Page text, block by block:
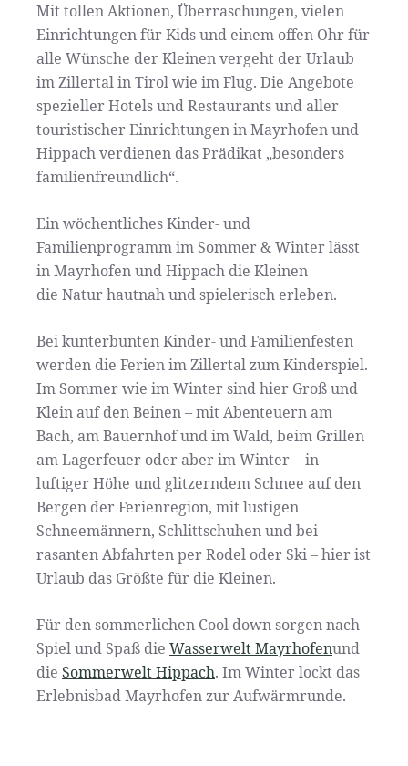
Mit tollen Aktionen, Überraschungen, vielen
Einrichtungen für Kids und einem offen Ohr für
alle Wünsche der Kleinen vergeht der Urlaub
im Zillertal in Tirol wie im Flug. Die Angebote
spezieller Hotels und Restaurants und aller
touristischer Einrichtungen in Mayrhofen und
Hippach verdienen das Prädikat „besonders
familienfreundlich“.
Ein wöchentliches Kinder- und
Familienprogramm im Sommer & Winter lässt
in Mayrhofen und Hippach die Kleinen
die Natur hautnah und spielerisch erleben.
Bei kunterbunten Kinder- und Familienfesten
werden die Ferien im Zillertal zum Kinderspiel.
Im Sommer wie im Winter sind hier Groß und
Klein auf den Beinen – mit Abenteuern am
Bach, am Bauernhof und im Wald, beim Grillen
am Lagerfeuer oder aber im Winter - in
luftiger Höhe und glitzerndem Schnee auf den
Bergen der Ferienregion, mit lustigen
Schneemännern, Schlittschuhen und bei
rasanten Abfahrten per Rodel oder Ski – hier ist
Urlaub das Größte für die Kleinen.
Für den sommerlichen Cool down sorgen nach
Spiel und Spaß die Wasserwelt Mayrhofenund
die Sommerwelt Hippach. Im Winter lockt das
Erlebnisbad Mayrhofen zur Aufwärmrunde.